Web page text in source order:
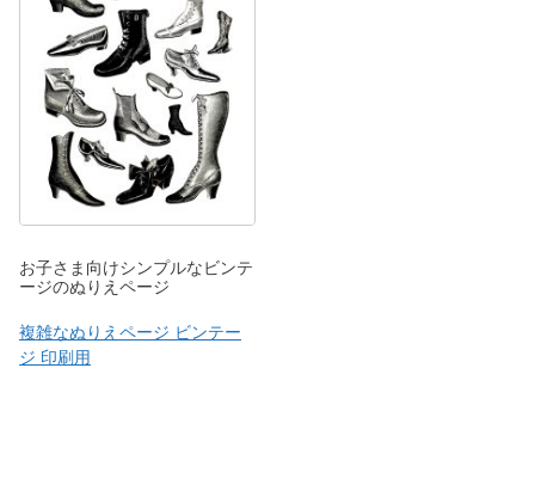
お子さま向けシンプルなビンテ
ージのぬりえページ
複雑なぬりえページ ビンテー
ジ 印刷用